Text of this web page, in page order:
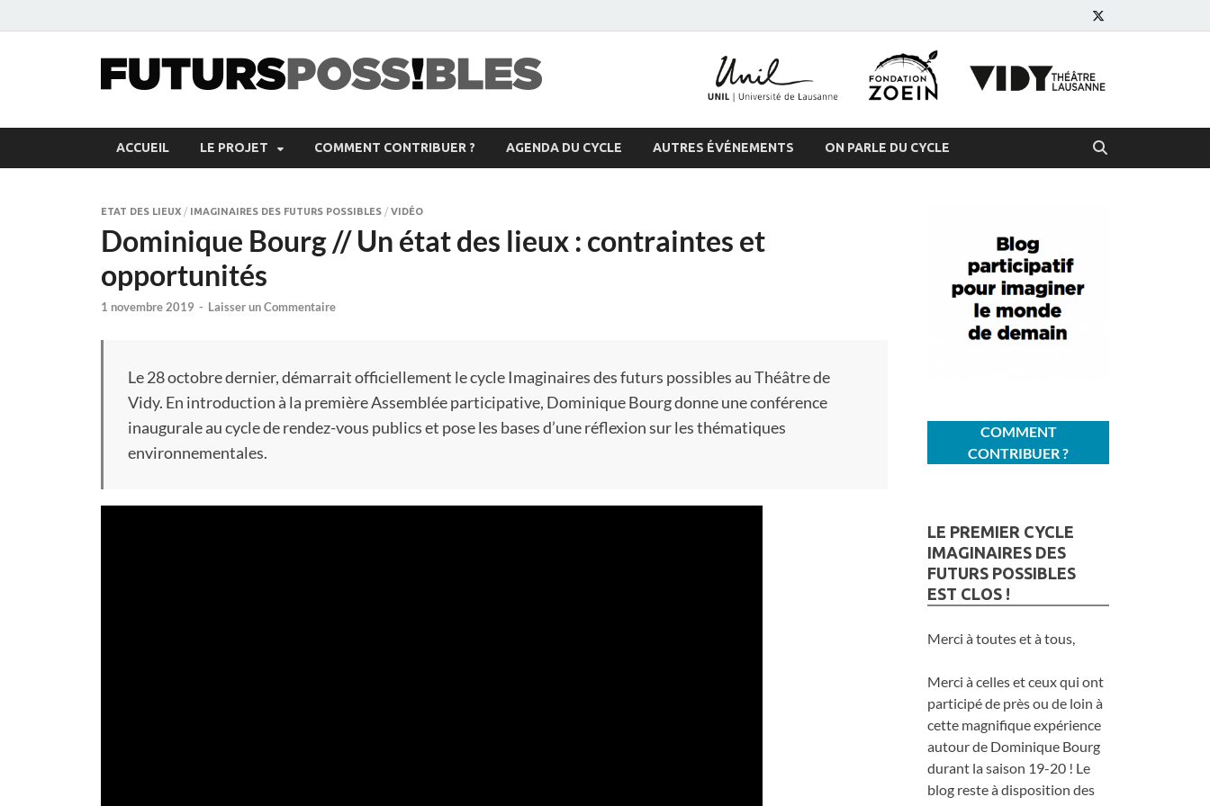
Futurs possibles
Blog participatif pour imaginer le monde de demain
ACCUEIL LE PROJET COMMENT CONTRIBUER ? AGENDA DU CYCLE AUTRES ÉVÉNEMENTS ON PARLE DU CYCLE
ETAT DES LIEUX / IMAGINAIRES DES FUTURS POSSIBLES / VIDÉO
Dominique Bourg // Un état des lieux : contraintes et
opportunités
1 novembre 2019 - Laisser un Commentaire
Le 28 octobre dernier, démarrait officiellement le cycle Imaginaires des futurs possibles au Théâtre de
Vidy. En introduction à la première Assemblée participative, Dominique Bourg donne une conférence
inaugurale au cycle de rendez-vous publics et pose les bases d’une réflexion sur les thématiques
environnementales.
COMMENT
CONTRIBUER ?
LE PREMIER CYCLE
IMAGINAIRES DES
FUTURS POSSIBLES
EST CLOS !
Merci à toutes et à tous,
Merci à celles et ceux qui ont
participé de près ou de loin à
cette magnifique expérience
autour de Dominique Bourg
durant la saison 19-20 ! Le
blog reste à disposition des